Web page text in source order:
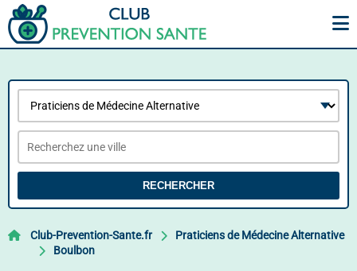
RECHERCHER
Club-Prevention-Sante.fr
Praticiens de Médecine Alternative
Boulbon